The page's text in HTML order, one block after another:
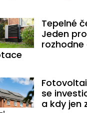
Tepelné
Jeden
se
a kdy jen